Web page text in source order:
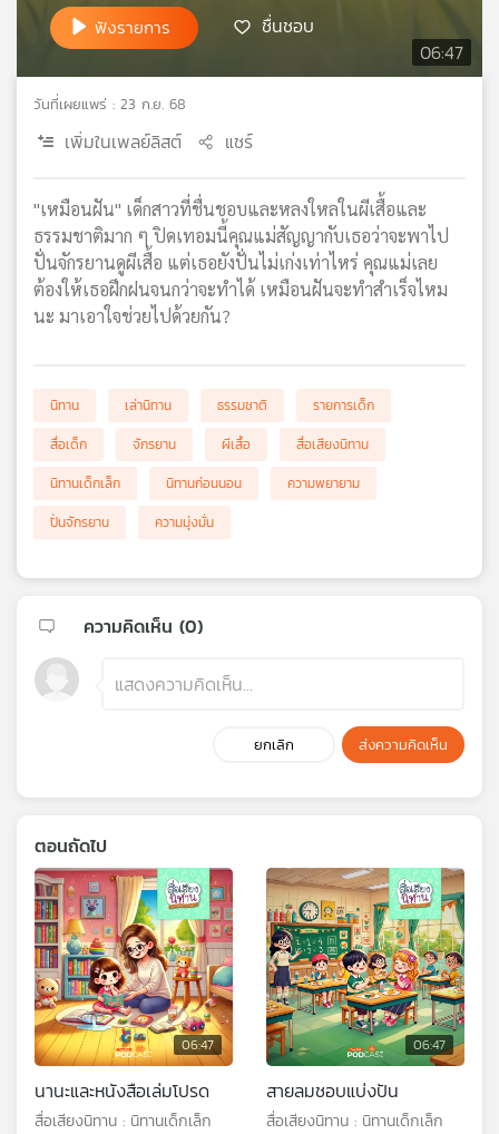
ข่าย
เอส
แผนที่
วิทยุ
เครือ
ข่าย
06:47
ฟังรายการ ชื่นชอบ
วันที่เผยแพร่ : 23 ก.ย. 68
เพิ่มในเพลย์ลิสต์ แชร์
"เหมือนฝัน" เด็กสาวที่ชื่นชอบและหลงใหลในผีเสื้อและ
ธรรมชาติมาก ๆ ปิดเทอมนี้คุณแม่สัญญากับเธอว่าจะพาไป
ปั่นจักรยานดูผีเสื้อ แต่เธอยังปั่นไม่เก่งเท่าไหร่ คุณแม่เลย
ต้องให้เธอฝึกฝนจนกว่าจะทำได้ เหมือนฝันจะทำสำเร็จไหม
นะ มาเอาใจช่วยไปด้วยกัน?
นิทาน เล่านิทาน ธรรมชาติ
รายการเด็ก
สื่อเด็ก
จักรยาน ผีเสื้อ
สื่อเสียงนิทาน
นิทานเด็กเล็ก
นิทานก่อนนอน
ความพยายาม
ปั่นจักรยาน
ความมุ่งมั่น
ความคิดเห็น (0)
ยกเลิก ส่งความคิดเห็น
ตอนถัดไป
06:47
นานะและหนังสือเล่มโปรด
สื่อเสียงนิทาน : นิทานเด็กเล็ก
06:47
สายลมชอบแบ่งปัน
สื่อเสียงนิทาน : นิทานเด็กเล็ก